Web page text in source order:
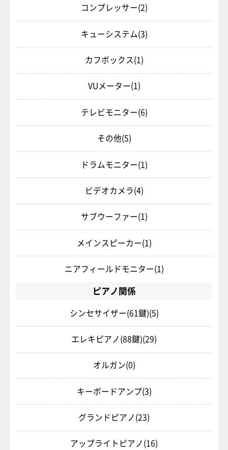
コンプレッサー(2)
キューシステム(3)
カフボックス(1)
VUメーター(1)
テレビモニター(6)
その他(5)
ドラムモニター(1)
ビデオカメラ(4)
サブウーファー(1)
メインスピーカー(1)
ニアフィールドモニター(1)
ピアノ関係
シンセサイザー(61鍵)(5)
エレキピアノ(88鍵)(29)
オルガン(0)
キーボードアンプ(3)
グランドピアノ(23)
アップライトピアノ(16)